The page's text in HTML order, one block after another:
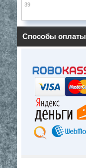
39
Способы оплаты